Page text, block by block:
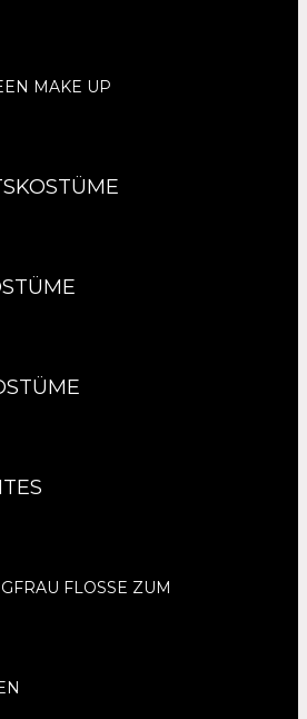
MAKE UP
FLOSSE ZUM